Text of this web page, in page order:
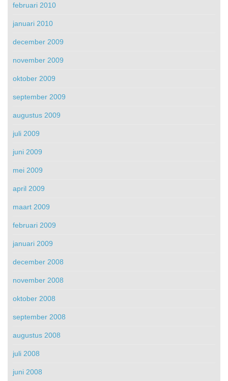
februari 2010
januari 2010
december 2009
november 2009
oktober 2009
september 2009
augustus 2009
juli 2009
juni 2009
mei 2009
april 2009
maart 2009
februari 2009
januari 2009
december 2008
november 2008
oktober 2008
september 2008
augustus 2008
juli 2008
juni 2008